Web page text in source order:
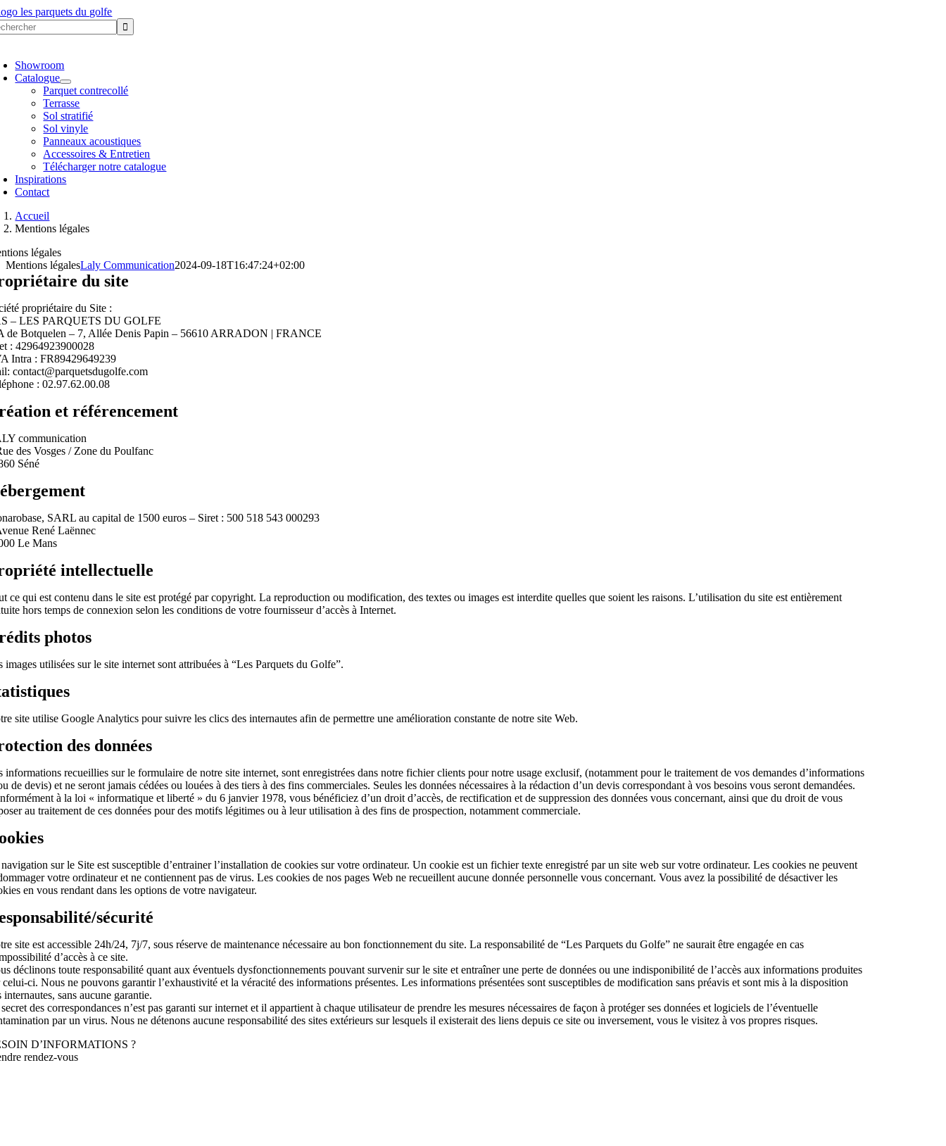
Passer
au
contenu
Showroom
Catalogue
Parquet contrecollé
Terrasse
Sol stratifié
Sol vinyle
Panneaux acoustiques
Accessoires & Entretien
Télécharger notre catalogue
Inspirations
Contact
Accueil
Mentions légales
légales
Mentions légalesLaly Communication2024-09-18T16:47:24+02:00
du site
propriétaire du Site :
– LES PARQUETS DU GOLFE
de Botquelen – 7, Allée Denis Papin – 56610 ARRADON | FRANCE
: 42964923900028
Intra : FR89429649239
contact@parquetsdugolfe.com
: 02.97.62.00.08
et référencement
communication
des Vosges / Zone du Poulfanc
Séné
SARL au capital de 1500 euros – Siret : 500 518 543 000293
René Laënnec
Le Mans
intellectuelle
ce qui est contenu dans le site est protégé par copyright. La reproduction ou modification, des textes ou images est interdite quelles que soient les raisons. L’utilisation du site est entièrement
hors temps de connexion selon les conditions de votre fournisseur d’accès à Internet.
photos
images utilisées sur le site internet sont attribuées à “Les Parquets du Golfe”.
site utilise Google Analytics pour suivre les clics des internautes afin de permettre une amélioration constante de notre site Web.
des données
informations recueillies sur le formulaire de notre site internet, sont enregistrées dans notre fichier clients pour notre usage exclusif, (notamment pour le traitement de vos demandes d’informations
de devis) et ne seront jamais cédées ou louées à des tiers à des fins commerciales. Seules les données nécessaires à la rédaction d’un devis correspondant à vos besoins vous seront demandées.
à la loi « informatique et liberté » du 6 janvier 1978, vous bénéficiez d’un droit d’accès, de rectification et de suppression des données vous concernant, ainsi que du droit de vous
au traitement de ces données pour des motifs légitimes ou à leur utilisation à des fins de prospection, notamment commerciale.
sur le Site est susceptible d’entrainer l’installation de cookies sur votre ordinateur. Un cookie est un fichier texte enregistré par un site web sur votre ordinateur. Les cookies ne peuvent
votre ordinateur et ne contiennent pas de virus. Les cookies de nos pages Web ne recueillent aucune donnée personnelle vous concernant. Vous avez la possibilité de désactiver les
en vous rendant dans les options de votre navigateur.
sécurité
site est accessible 24h/24, 7j/7, sous réserve de maintenance nécessaire au bon fonctionnement du site. La responsabilité de “Les Parquets du Golfe” ne saurait être engagée en cas
d’accès à ce site.
déclinons toute responsabilité quant aux éventuels dysfonctionnements pouvant survenir sur le site et entraîner une perte de données ou une indisponibilité de l’accès aux informations produites
celui-ci. Nous ne pouvons garantir l’exhaustivité et la véracité des informations présentes. Les informations présentées sont susceptibles de modification sans préavis et sont mis à la disposition
internautes, sans aucune garantie.
des correspondances n’est pas garanti sur internet et il appartient à chaque utilisateur de prendre les mesures nécessaires de façon à protéger ses données et logiciels de l’éventuelle
par un virus. Nous ne détenons aucune responsabilité des sites extérieurs sur lesquels il existerait des liens depuis ce site ou inversement, vous le visitez à vos propres risques.
D’INFORMATIONS ?
rendez-vous